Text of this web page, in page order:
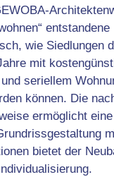
wie Siedlungen
mit
seriellem
können. Die
ermöglicht
bietet der